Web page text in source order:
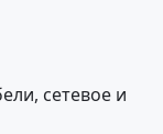
сетевое и